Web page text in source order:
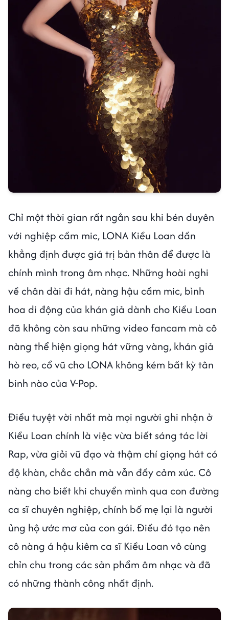
Chỉ một thời gian rất ngắn sau khi bén duyên
với nghiệp cầm mic, LONA Kiều Loan dần
khẳng định được giá trị bản thân để được là
chính mình trong âm nhạc. Những hoài nghi
về chân dài đi hát, nàng hậu cầm mic, bình
hoa di động của khán giả dành cho Kiều Loan
đã không còn sau những video fancam mà cô
nàng thể hiện giọng hát vững vàng, khán giả
hò reo, cổ vũ cho LONA không kém bất kỳ tân
binh nào của V-Pop.
Điều tuyệt vời nhất mà mọi người ghi nhận ở
Kiều Loan chính là việc vừa biết sáng tác lời
Rap, vừa giỏi vũ đạo và thậm chí giọng hát có
độ khàn, chắc chắn mà vẫn đầy cảm xúc. Cô
nàng cho biết khi chuyển mình qua con đường
ca sĩ chuyên nghiệp, chính bố mẹ lại là người
ủng hộ ước mơ của con gái. Điều đó tạo nên
cô nàng á hậu kiêm ca sĩ Kiều Loan vô cùng
chỉn chu trong các sản phẩm âm nhạc và đã
có những thành công nhất định.